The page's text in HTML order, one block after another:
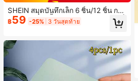
4.87 92K ผู้ติดตาม
92K ผู้ติดตาม
SHEIN สมุดบันทึกเล็ก 6 ชิ้น/12 ชิ้น กระ
ดาษคราฟท์สีน้ำตาลไม่มีเส้น สมุดจดเล็
กๆ สมุดบันทึกจิ๋ว สมุดโน้ต สำหรับโรงเรี
ก วางแผน สมุดเดียรี่ อุปกรณ์เครื่องเขีย
นกลับเข้าเรียน
฿59 -25% 3 วันสุดท้าย